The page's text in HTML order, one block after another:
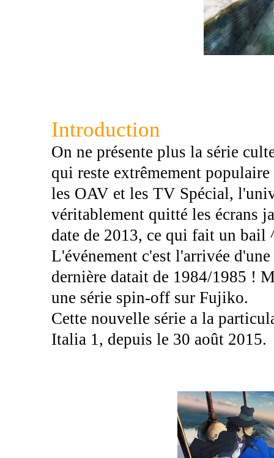
Introduction
On ne présente plus la série
qui reste extrêmement
les OAV et les TV Spécial,
véritablement quitté les écrans
date de 2013, ce qui fait un bail
L'événement c'est l'arrivée
dernière datait de 1984/1985 !
une série spin-off sur Fujiko.
Cette nouvelle série a la
Italia 1, depuis le 30 août 2015.